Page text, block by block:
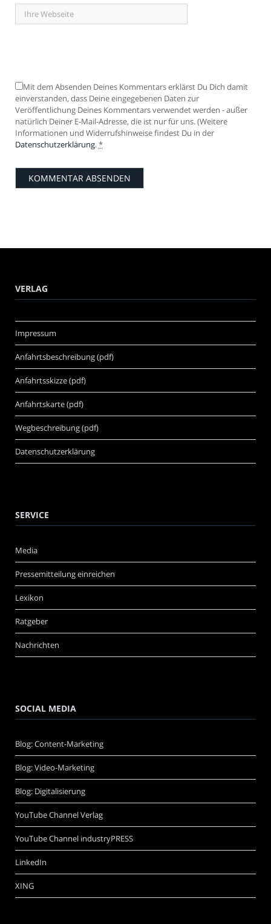
Mit dem Absenden Deines Kommentars erklärst Du Dich damit
einverstanden, dass Deine eingegebenen Daten zur
Veröffentlichung Deines Kommentars verwendet werden - außer
natürlich Deiner E-Mail-Adresse, die ist nur für uns. (Weitere
Informationen und Widerrufshinweise findest Du in der
Datenschutzerklärung.*
VERLAG
Impressum
Anfahrtsbeschreibung (pdf)
Anfahrtsskizze (pdf)
Anfahrtskarte (pdf)
Wegbeschreibung (pdf)
Datenschutzerklärung
SERVICE
Media
Pressemitteilung einreichen
Lexikon
Ratgeber
Nachrichten
SOCIAL MEDIA
Blog: Content-Marketing
Blog: Video-Marketing
Blog: Digitalisierung
YouTube Channel Verlag
YouTube Channel industryPRESS
LinkedIn
XING